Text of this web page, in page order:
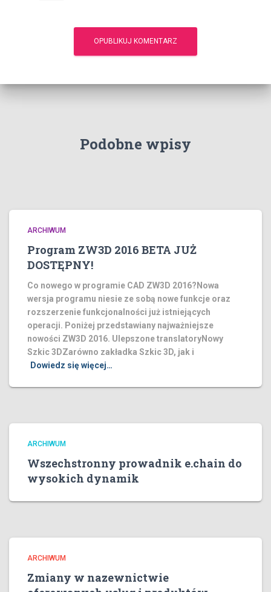
Podobne wpisy
ARCHIWUM
Program ZW3D 2016 BETA JUŻ
DOSTĘPNY!
Co nowego w programie CAD ZW3D 2016?Nowa
wersja programu niesie ze sobą nowe funkcje oraz
rozszerzenie funkcjonalności już istniejących
operacji. Poniżej przedstawiany najważniejsze
nowości ZW3D 2016. Ulepszone translatoryNowy
Szkic 3DZarówno zakładka Szkic 3D, jak i
Dowiedz się więcej…
ARCHIWUM
Wszechstronny prowadnik e.chain do
wysokich dynamik
ARCHIWUM
Zmiany w nazewnictwie